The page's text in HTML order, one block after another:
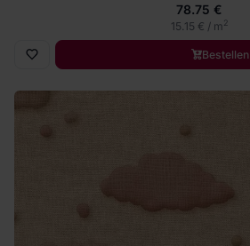
78.75 €
15.15 € / m2
Bestellen